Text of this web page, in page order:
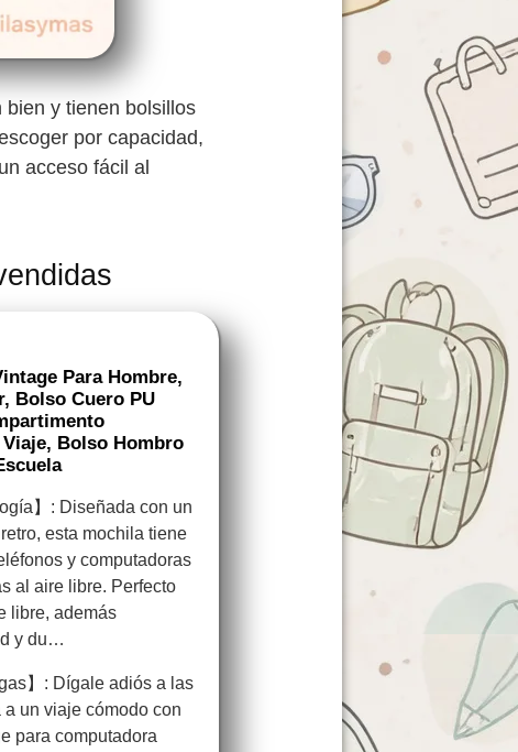
y tienen bolsillos
por capacidad,
acceso fácil al
Para Hombre,
Bolso Cuero PU
Bolso Hombro
】: Diseñada con un
esta mochila tiene
y computadoras
al aire libre. Perfecto
libre, además
y du…
】: Dígale adiós a las
un viaje cómodo con
para computadora